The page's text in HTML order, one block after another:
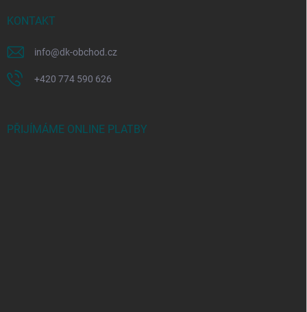
KONTAKT
info@dk-obchod.cz
+420 774 590 626
PŘIJÍMÁME ONLINE PLATBY